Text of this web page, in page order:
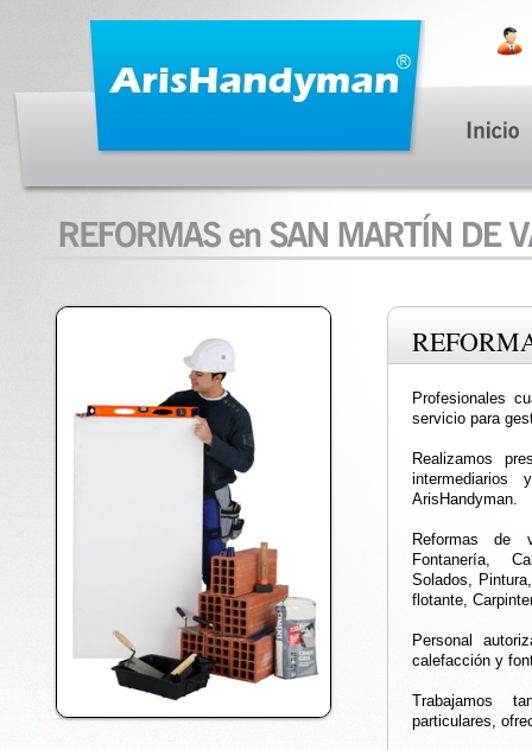
Profesionales
servicio para
Realizamos
ArisHandyman.
Reformas de
Fontanería,
Solados,
flotante,
Personal
calefacción y
Trabajamos
particulares,